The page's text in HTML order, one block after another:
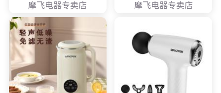
摩飞电器专卖店 摩飞电器专卖店